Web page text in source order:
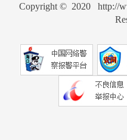
Copyright © 2020 http://